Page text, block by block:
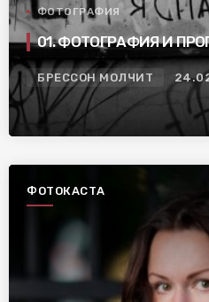
ФОТОГРАФИЯ
01. ФОТОГРАФИЯ И
БРЕССОН МОЛЧИТ
ФОТОКАСТА